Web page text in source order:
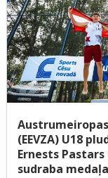
(EEVZA) U18
Ernests
sudraba